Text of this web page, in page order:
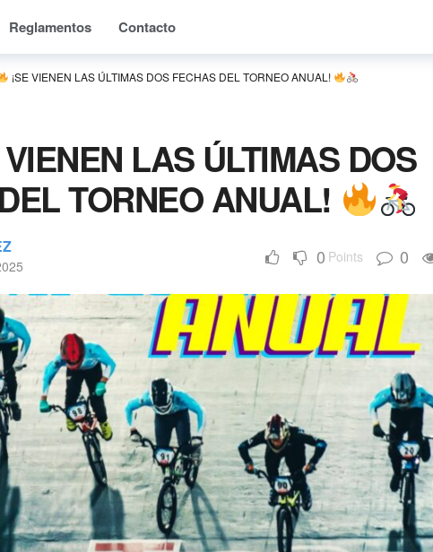
Reglamentos Contacto
¡SE VIENEN LAS ÚLTIMAS DOS FECHAS DEL TORNEO ANUAL!
VIENEN LAS ÚLTIMAS DOS
TORNEO ANUAL!
0 Points 0